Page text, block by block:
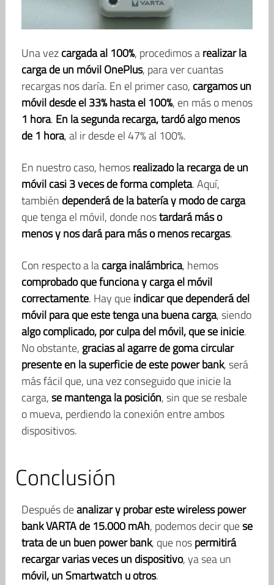
Una vezcargada al 100%, procedimos arealizar la
carga de un móvil OnePlus, para ver cuantas
recargas nos daría. En el primer caso, cargamos un
móvil desde el 33% hasta el 100%, en más o menos
1 hora. En la segunda recarga, tardó algo menos
de 1 hora, al ir desde el 47% al 100%.
En nuestro caso, hemosrealizado la recarga de un
móvil casi 3 veces de forma completa. Aquí,
también dependerá de la batería y modo de carga
que tenga el móvil, donde nostardará más o
menos y nos dará para más o menos recargas.
Con respecto a lacarga inalámbrica, hemos
comprobado que funciona y carga el móvil
correctamente. Hay queindicar que dependerá del
móvil para que este tenga una buena carga, siendo
algo complicado, por culpa del móvil, que se inicie.
No obstante, gracias al agarre de goma circular
presente en la superficie de este power bank, será
más fácil que, una vez conseguido que inicie la
carga,se mantenga la posición, sin que se resbale
o mueva, perdiendo la conexión entre ambos
dispositivos.
Conclusión
Después deanalizar y probar este wireless power
bank VARTA de 15.000 mAh, podemos decir quese
trata de un buen power bank, que nospermitirá
recargar varias veces un dispositivo, ya sea un
móvil, un Smartwatch u otros.